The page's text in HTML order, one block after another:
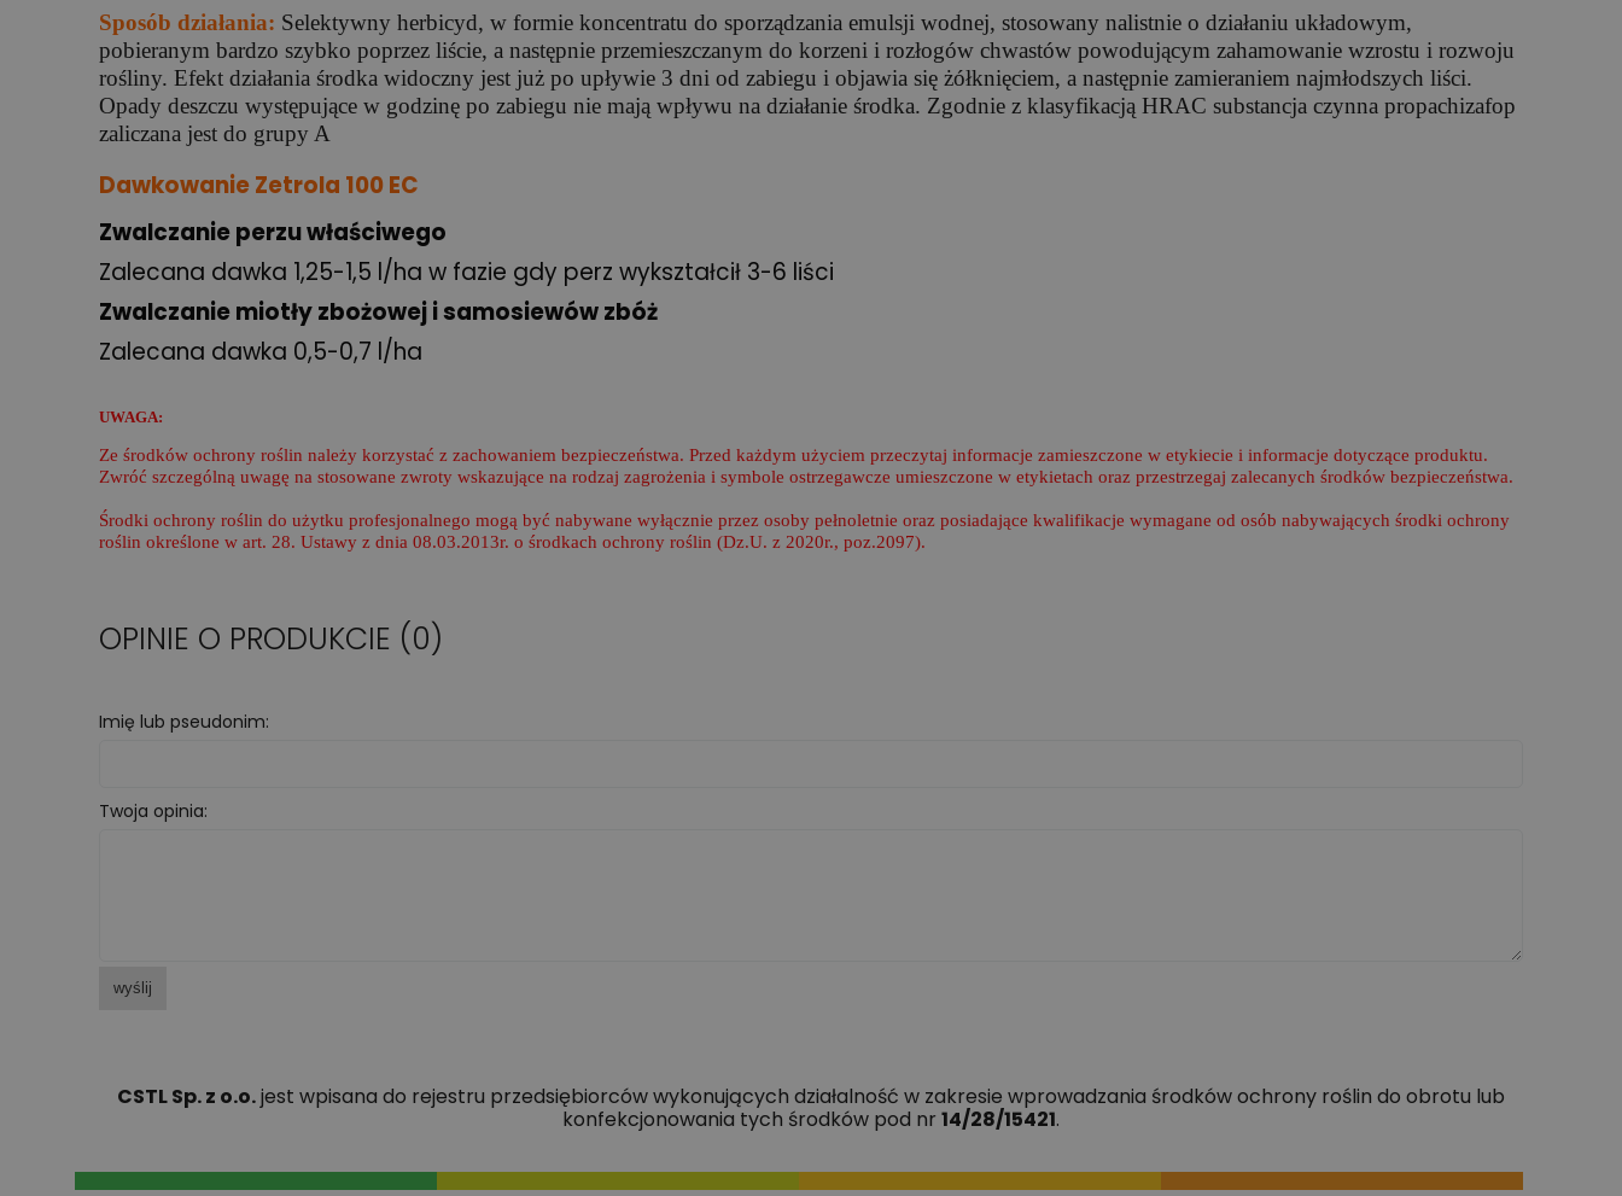
Sposób działania: Selektywny herbicyd, w formie koncentratu do sporządzania emulsji wodnej, stosowany nalistnie o działaniu układowym,
pobieranym bardzo szybko poprzez liście, a następnie przemieszczanym do korzeni i rozłogów chwastów powodującym zahamowanie wzrostu i rozwoju
rośliny. Efekt działania środka widoczny jest już po upływie 3 dni od zabiegu i objawia się żółknięciem, a następnie zamieraniem najmłodszych liści.
Opady deszczu występujące w godzinę po zabiegu nie mają wpływu na działanie środka. Zgodnie z klasyfikacją HRAC substancja czynna propachizafop
zaliczana jest do grupy A
Dawkowanie Zetrola 100 EC
Zwalczanie perzu właściwego
Zalecana dawka 1,25-1,5 l/ha w fazie gdy perz wykształcił 3-6 liści
Zwalczanie miotły zbożowej i samosiewów zbóż
Zalecana dawka 0,5-0,7 l/ha
UWAGA:
Ze środków ochrony roślin należy korzystać z zachowaniem bezpieczeństwa. Przed każdym użyciem przeczytaj informacje zamieszczone w etykiecie i informacje dotyczące produktu.
Zwróć szczególną uwagę na stosowane zwroty wskazujące na rodzaj zagrożenia i symbole ostrzegawcze umieszczone w etykietach oraz przestrzegaj zalecanych środków bezpieczeństwa.
Środki ochrony roślin do użytku profesjonalnego mogą być nabywane wyłącznie przez osoby pełnoletnie oraz posiadające kwalifikacje wymagane od osób nabywających środki ochrony
roślin określone w art. 28. Ustawy z dnia 08.03.2013r. o środkach ochrony roślin (Dz.U. z 2020r., poz.2097).
OPINIE O PRODUKCIE (0)
Imię lub pseudonim:
Twoja opinia:
wyślij
CSTL Sp. z o.o.jest wpisana do rejestru przedsiębiorców wykonujących działalność w zakresie wprowadzania środków ochrony roślin do obrotu lub
konfekcjonowania tych środków pod nr 14/28/15421.